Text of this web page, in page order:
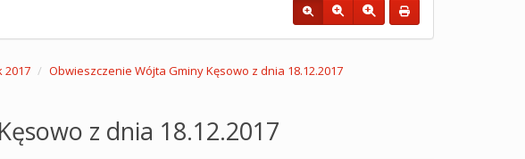
2017 Obwieszczenie Wójta Gminy Kęsowo z dnia 18.12.2017
z dnia 18.12.2017